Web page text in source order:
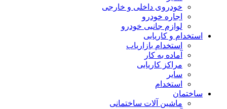
خودروی داخلی و خارجی
اجاره خودرو
لوازم جانبی خودرو
استخدام و کاریابی
استخدام بازاریاب
آماده به کار
مراکز کاریابی
سایر
استخدام
ساختمان
ماشین آلات ساختمانی